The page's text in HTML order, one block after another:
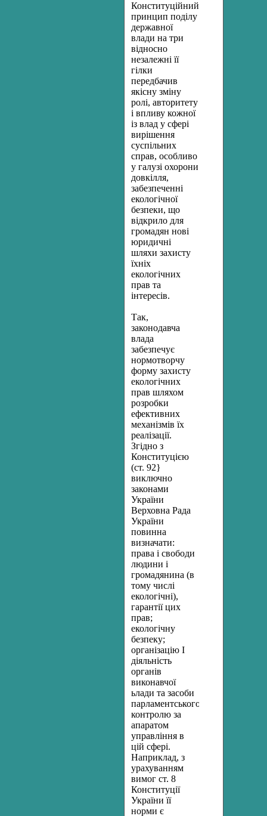
Конституційний
принцип поділу
державної
влади на три
відносно
незалежні її
гілки
передбачив
якісну зміну
ролі, авторитету
і впливу кожної
із влад у сфері
вирішення
суспільних
справ, особливо
у галузі охорони
довкілля,
забезпеченні
екологічної
безпеки, що
відкрило для
громадян нові
юридичні
шляхи захисту
їхніх
екологічних
прав та
інтересів.
Так,
законодавча
влада
забезпечує
нормотворчу
форму захисту
екологічних
прав шляхом
розробки
ефективних
механізмів їх
реалізації.
Згідно з
Конституцією
(ст. 92}
виключно
законами
України
Верховна Рада
України
повинна
визначати:
права і свободи
людини і
громадянина (в
тому числі
екологічні),
гарантії цих
прав;
екологічну
безпеку;
організацію І
діяльність
органів
виконавчої
ьлади та засоби
парламентського
контролю за
апаратом
управління в
цій сфері.
Наприклад, з
урахуванням
вимог ст. 8
Конституції
України її
норми є